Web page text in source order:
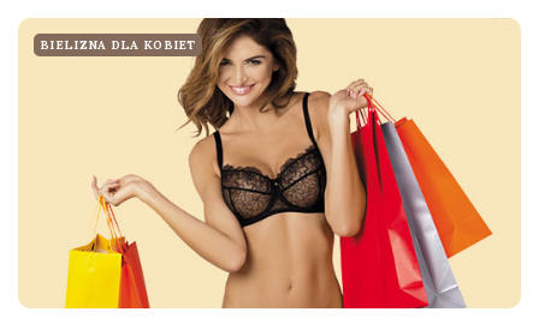
BIELIZNA DLA KOBIET